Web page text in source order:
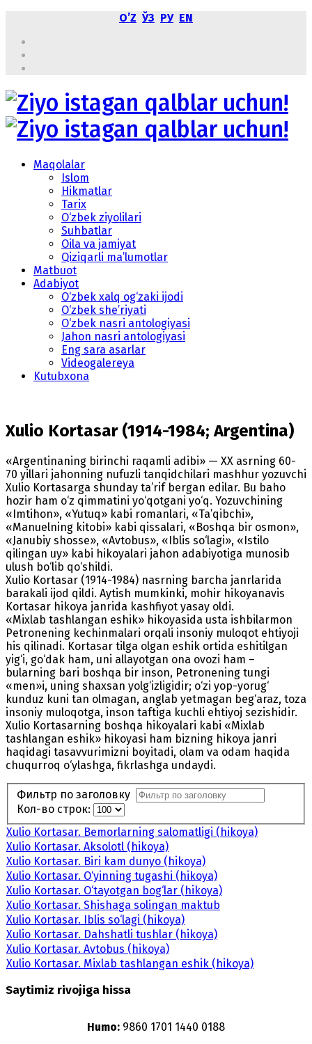
OʼZ ЎЗ РУ EN
Maqolalar
Islom
Hikmatlar
Tarix
O‘zbek ziyolilari
Suhbatlar
Oila va jamiyat
Qiziqarli ma’lumotlar
Matbuot
Adabiyot
O‘zbek xalq og‘zaki ijodi
O‘zbek she’riyati
O‘zbek nasri antologiyasi
Jahon nasri antologiyasi
Eng sara asarlar
Videogalereya
Kutubxona
Xulio Kortasar (1914-1984; Argentina)
«Argentinaning birinchi raqamli adibi» — XX asrning 60-
70 yillari jahonning nufuzli tanqidchilari mashhur yozuvchi
Xulio Kortasarga shunday ta’rif bergan edilar. Bu baho
hozir ham o‘z qimmatini yo‘qotgani yo‘q. Yozuvchining
«Imtihon», «Yutuq» kabi romanlari, «Ta’qibchi»,
«Manuelning kitobi» kabi qissalari, «Boshqa bir osmon»,
«Janubiy shosse», «Avtobus», «Iblis so‘lagi», «Istilo
qilingan uy» kabi hikoyalari jahon adabiyotiga munosib
ulush bo‘lib qo‘shildi.
Xulio Kortasar (1914-1984) nasrning barcha janrlarida
barakali ijod qildi. Aytish mumkinki, mohir hikoyanavis
Kortasar hikoya janrida kashfiyot yasay oldi.
«Mixlab tashlangan eshik» hikoyasida usta ishbilarmon
Petronening kechinmalari orqali insoniy muloqot ehtiyoji
his qilinadi. Kortasar tilga olgan eshik ortida eshitilgan
yig‘i, go‘dak ham, uni allayotgan ona ovozi ham –
bularning bari boshqa bir inson, Petronening tungi
«men»i, uning shaxsan yolg‘izligidir; o‘zi yop-yorug‘
kunduz kuni tan olmagan, anglab yetmagan beg‘araz, toza
insoniy muloqotga, inson taftiga kuchli ehtiyoj sezishidir.
Xulio Kortasarning boshqa hikoyalari kabi «Mixlab
tashlangan eshik» hikoyasi ham bizning hikoya janri
haqidagi tasavvurimizni boyitadi, olam va odam haqida
chuqurroq o‘ylashga, fikrlashga undaydi.
Фильтр по заголовку
Кол-во строк:
Xulio Kortasar. Bemorlarning salomatligi (hikoya)
Xulio Kortasar. Aksolotl (hikoya)
Xulio Kortasar. Biri kam dunyo (hikoya)
Xulio Kortasar. O‘yinning tugashi (hikoya)
Xulio Kortasar. O‘tayotgan bog‘lar (hikoya)
Xulio Kortasar. Shishaga solingan maktub
Xulio Kortasar. Iblis so‘lagi (hikoya)
Xulio Kortasar. Dahshatli tushlar (hikoya)
Xulio Kortasar. Avtobus (hikoya)
Xulio Kortasar. Mixlab tashlangan eshik (hikoya)
Saytimiz rivojiga hissa
Humo: 9860 1701 1440 0188